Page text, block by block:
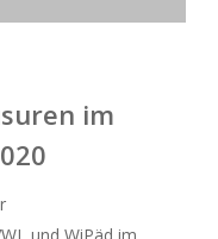
im